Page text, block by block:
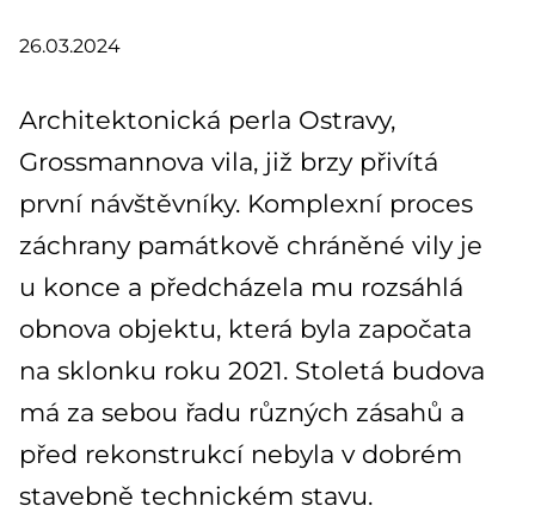
26.03.2024
Architektonická perla Ostravy,
Grossmannova vila, již brzy přivítá
první návštěvníky. Komplexní proces
záchrany památkově chráněné vily je
u konce a předcházela mu rozsáhlá
obnova objektu, která byla započata
na sklonku roku 2021. Stoletá budova
má za sebou řadu různých zásahů a
před rekonstrukcí nebyla v dobrém
stavebně technickém stavu.